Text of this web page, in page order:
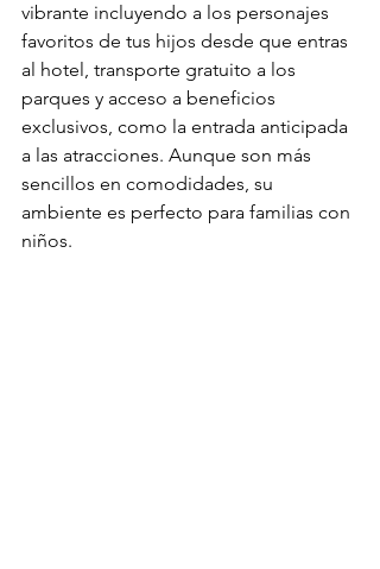
vibrante incluyendo a los personajes
favoritos de tus hijos desde que entras
al hotel, transporte gratuito a los
parques y acceso a beneficios
exclusivos, como la entrada anticipada
a las atracciones. Aunque son más
sencillos en comodidades, su
ambiente es perfecto para familias con
niños.